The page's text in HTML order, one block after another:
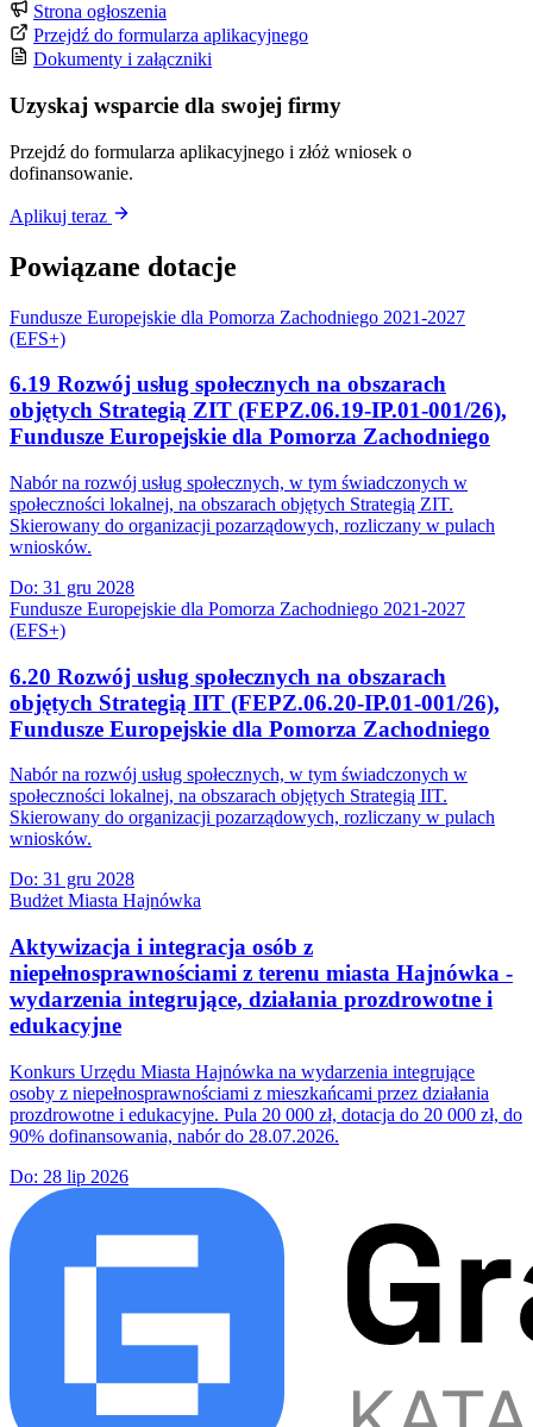
Strona ogłoszenia
Przejdź do formularza aplikacyjnego
Dokumenty i załączniki
Uzyskaj wsparcie dla swojej firmy
Przejdź do formularza aplikacyjnego i złóż wniosek o
dofinansowanie.
Aplikuj teraz
Powiązane dotacje
Fundusze Europejskie dla Pomorza Zachodniego 2021-2027
(EFS+)
6.19 Rozwój usług społecznych na obszarach
objętych Strategią ZIT (FEPZ.06.19-IP.01-001/26),
Fundusze Europejskie dla Pomorza Zachodniego
Nabór na rozwój usług społecznych, w tym świadczonych w
społeczności lokalnej, na obszarach objętych Strategią ZIT.
Skierowany do organizacji pozarządowych, rozliczany w pulach
wniosków.
Do: 31 gru 2028
Fundusze Europejskie dla Pomorza Zachodniego 2021-2027
(EFS+)
6.20 Rozwój usług społecznych na obszarach
objętych Strategią IIT (FEPZ.06.20-IP.01-001/26),
Fundusze Europejskie dla Pomorza Zachodniego
Nabór na rozwój usług społecznych, w tym świadczonych w
społeczności lokalnej, na obszarach objętych Strategią IIT.
Skierowany do organizacji pozarządowych, rozliczany w pulach
wniosków.
Do: 31 gru 2028
Budżet Miasta Hajnówka
Aktywizacja i integracja osób z
niepełnosprawnościami z terenu miasta Hajnówka -
wydarzenia integrujące, działania prozdrowotne i
edukacyjne
Konkurs Urzędu Miasta Hajnówka na wydarzenia integrujące
osoby z niepełnosprawnościami z mieszkańcami przez działania
prozdrowotne i edukacyjne. Pula 20 000 zł, dotacja do 20 000 zł, do
90% dofinansowania, nabór do 28.07.2026.
Do: 28 lip 2026